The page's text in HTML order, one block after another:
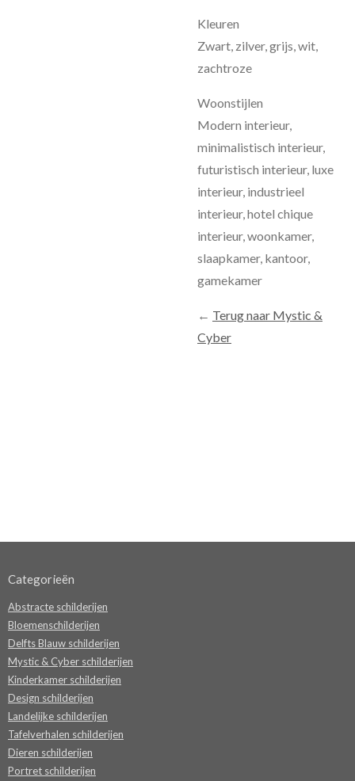
Kleuren
Zwart, zilver, grijs, wit,
zachtroze
Woonstijlen
Modern interieur,
minimalistisch interieur,
futuristisch interieur, luxe
interieur, industrieel
interieur, hotel chique
interieur, woonkamer,
slaapkamer, kantoor,
gamekamer
← Terug naar Mystic &
Cyber
Categorieën
Abstracte schilderijen
Bloemenschilderijen
Delfts Blauw schilderijen
Mystic & Cyber schilderijen
Kinderkamer schilderijen
Design schilderijen
Landelijke schilderijen
Tafelverhalen schilderijen
Dieren schilderijen
Portret schilderijen